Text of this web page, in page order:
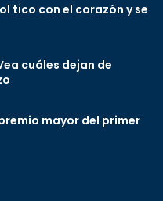
tico con el corazón y se
cuáles dejan de
mayor del primer